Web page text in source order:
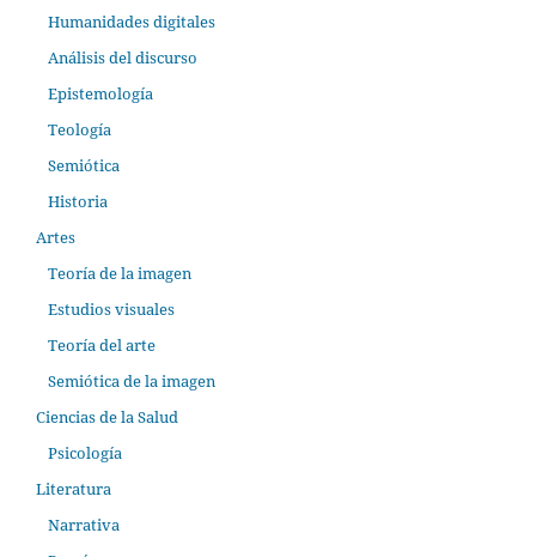
Humanidades digitales
Análisis del discurso
Epistemología
Teología
Semiótica
Historia
Artes
Teoría de la imagen
Estudios visuales
Teoría del arte
Semiótica de la imagen
Ciencias de la Salud
Psicología
Literatura
Narrativa